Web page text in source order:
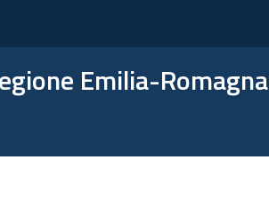
Emilia-Romagna